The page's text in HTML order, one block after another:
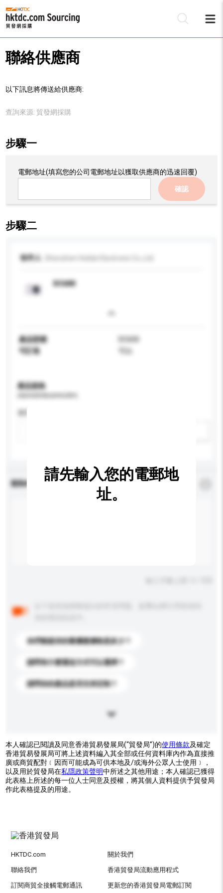
聯絡供應商
以下訊息將傳送給供應商:
查詢來源: 貿發網採購
步驟一
電郵地址(填寫您的公司電郵地址以獲取供應商的迅速回覆)
確認
步驟二
收件人
DC600
產品型號
DC600
可訂造
可以
產品規格
查詢內容 * 必須填寫
你們能提供的最優惠價格是多少？
請問有什麼運送方式可以選擇？
請問你的產品是否支持定制？
請先輸入您的電郵地
址。
本人確認已閱讀及同意香港貿易發展局(“貿發局”)的使用條款及確定
香港貿易發展局可將上述資料編入其全部或任何資料庫內作為直接推
廣或商貿配對﹝因而可能成為可供本地及/或海外公眾人士使用﹞，
以及用於貿發局在私隱政策聲明中所述之其他用途；本人確認已獲得
此表格上所述的每一位人士同意及授權，將其個人資料提供予貿發局
作此表格提及的用途。
HKTDC.com 關於我們
聯絡我們 香港貿發局流動應用程式
訂閱商貿全接觸電郵通訊 更新您的香港貿發局電郵訂閱